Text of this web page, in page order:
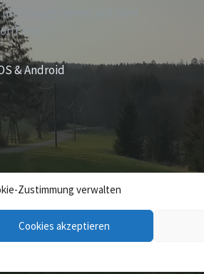
Zustimmung verwalten
Cookies akzeptieren
immer auf dem
& Android